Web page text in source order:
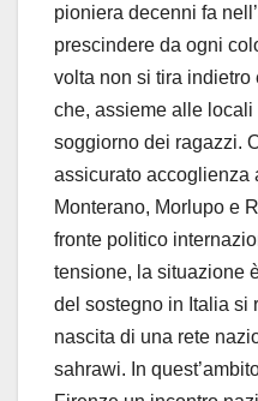
pioniera decenni fa
prescindere da ogni
volta non si tira indietro
che, assieme alle locali
soggiorno dei ragazzi.
assicurato accoglienza
Monterano, Morlupo e
fronte politico
tensione, la situazione
del sostegno in Italia si
nascita di una rete
sahrawi. In